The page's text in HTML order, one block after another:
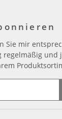
Sie mir
regelmäßig und